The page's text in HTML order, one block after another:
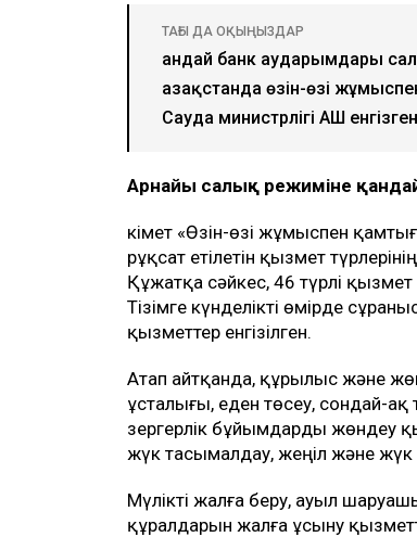
ТАҒЫ ДА ОҚЫҢЫЗДАР
Қандай банк аударымдары
Қазақстанда өзін-өзі
Сауда министрлігі АҚШ
Арнайы салық режиміне
Үкімет «Өзін-өзі жұмыспен
рұқсат етілетін қызмет
Құжатқа сәйкес, 46 түрлі
Тізімге күнделікті өмірде
қызметтер енгізілген.
Атап айтқанда, құрылыс және
ұсталығы, еден төсеу, сондай-
зергерлік бұйымдарды жөндеу
жүк тасымалдау, жеңіл және жүк
Мүлікті жалға беру, ауыл
құралдарын жалға ұсыну